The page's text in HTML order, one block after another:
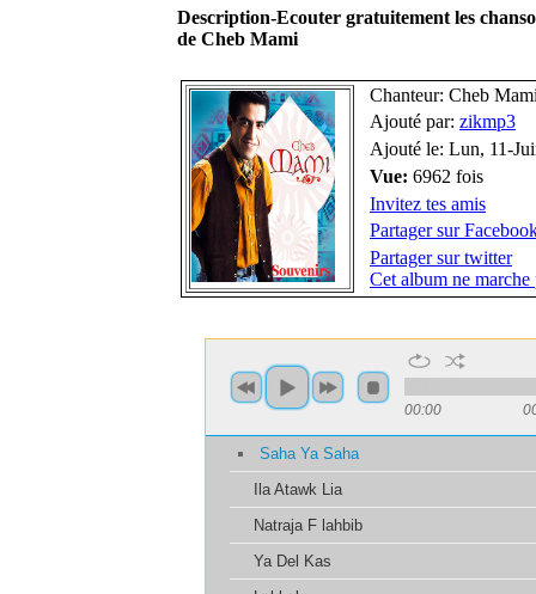
Description-Ecouter gratuitement les
de Cheb Mami
Chanteur: Cheb
Ajouté par: zikmp3
Ajouté le: Lun, 11-
Vue: 6962 fois
Invitez tes amis
Partager sur
Partager sur twitter
Cet album ne marche